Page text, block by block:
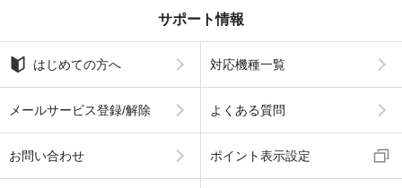
サポート情報
はじめての方へ 対応機種一覧
メールサービス登録/解除 よくある質問
お問い合わせ ポイント表示設定